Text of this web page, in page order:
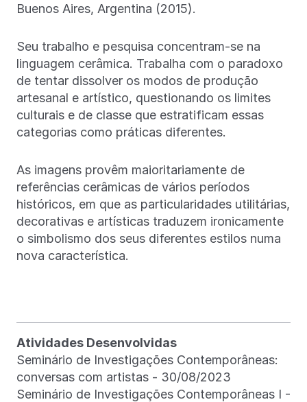
Buenos Aires, Argentina (2015).
Seu trabalho e pesquisa concentram-se na
linguagem cerâmica. Trabalha com o paradoxo
de tentar dissolver os modos de produção
artesanal e artístico, questionando os limites
culturais e de classe que estratificam essas
categorias como práticas diferentes.
As imagens provêm maioritariamente de
referências cerâmicas de vários períodos
históricos, em que as particularidades utilitárias,
decorativas e artísticas traduzem ironicamente
o simbolismo dos seus diferentes estilos numa
nova característica.
Atividades Desenvolvidas
Seminário de Investigações Contemporâneas:
conversas com artistas - 30/08/2023
Seminário de Investigações Contemporâneas I -